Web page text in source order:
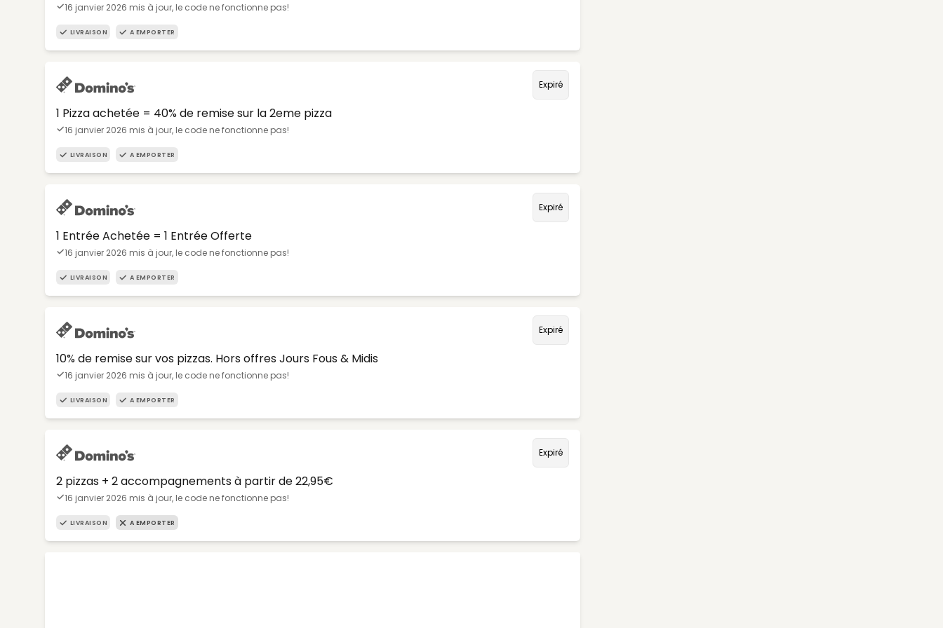
16 janvier 2026 mis à jour, le code ne fonctionne pas!
LIVRAISON A EMPORTER
Expiré
1 Pizza achetée = 40% de remise sur la 2eme pizza
16 janvier 2026 mis à jour, le code ne fonctionne pas!
LIVRAISON A EMPORTER
Expiré
1 Entrée Achetée = 1 Entrée Offerte
16 janvier 2026 mis à jour, le code ne fonctionne pas!
LIVRAISON A EMPORTER
Expiré
10% de remise sur vos pizzas. Hors offres Jours Fous & Midis
16 janvier 2026 mis à jour, le code ne fonctionne pas!
LIVRAISON A EMPORTER
Expiré
2 pizzas + 2 accompagnements à partir de 22,95€
16 janvier 2026 mis à jour, le code ne fonctionne pas!
LIVRAISON A EMPORTER